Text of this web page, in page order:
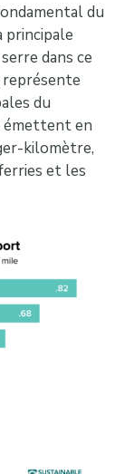
du
dans ce
du
émettent en
kilomètre,
et les